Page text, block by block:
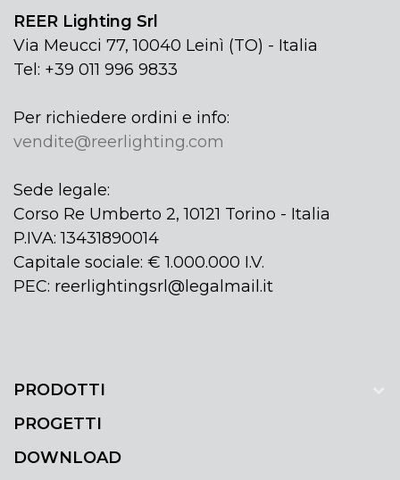
REER Lighting Srl
Via Meucci 77, 10040 Leinì (TO) - Italia
Tel: +39 011 996 9833
Per richiedere ordini e info:
vendite@reerlighting.com
Sede legale:
Corso Re Umberto 2, 10121 Torino - Italia
P.IVA: 13431890014
Capitale sociale: € 1.000.000 I.V.
PEC: reerlightingsrl@legalmail.it
PRODOTTI
PROGETTI
DOWNLOAD